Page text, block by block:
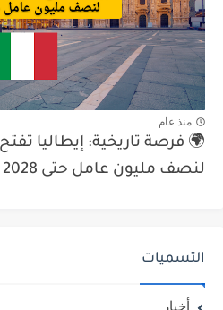
منذ عام
🌍 فرصة تاريخية: إيطاليا
لنصف مليون عامل حتى 2028
التسميات
أخبار